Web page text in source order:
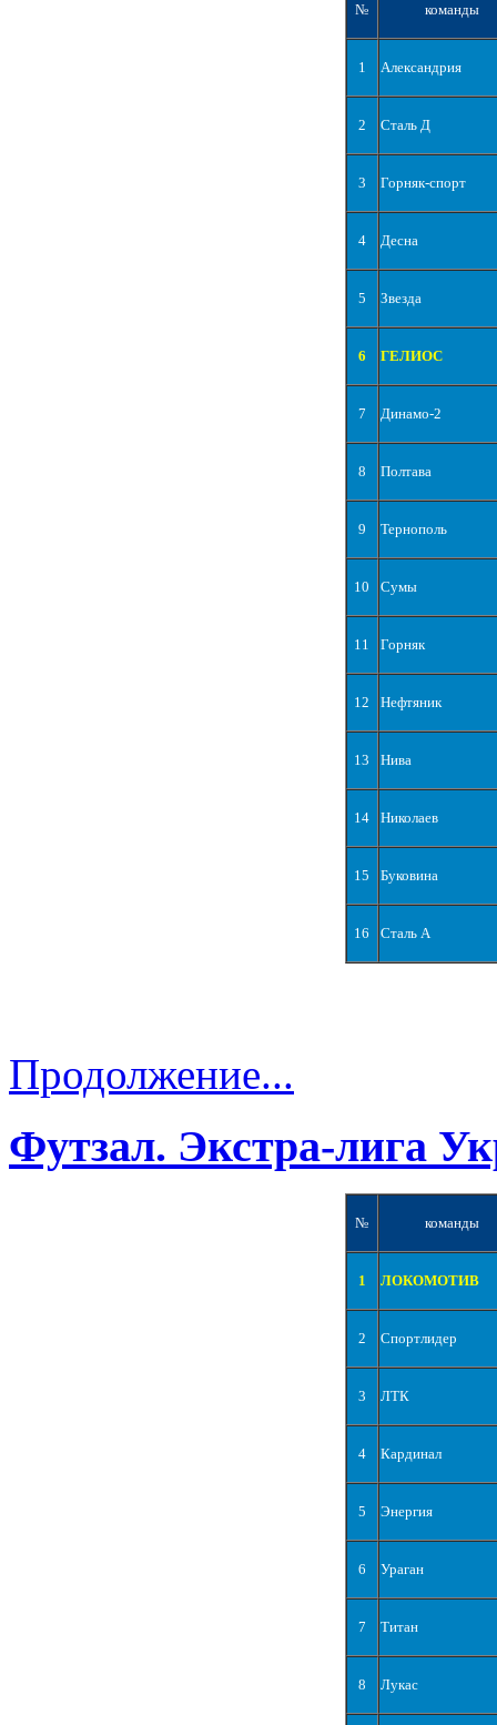
№ команды
1 Александрия
2 Сталь Д
3 Горняк-спорт
4 Десна
5 Звезда
6 ГЕЛИОС
7 Динамо-2
8 Полтава
9 Тернополь
10 Сумы
11 Горняк
12 Нефтяник
13 Нива
14 Николаев
15 Буковина
16 Сталь А
Продолжение...
Футзал. Экстра-лига
№ команды
1 ЛОКОМОТИВ
2 Спортлидер
3 ЛТК
4 Кардинал
5 Энергия
6 Ураган
7 Титан
8 Лукас